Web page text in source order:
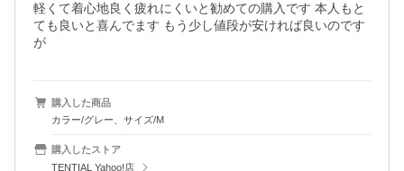
軽くて着心地良く疲れにくいと勧めての購入です 本人もと
ても良いと喜んでます もう少し値段が安ければ良いのです
が
購入した商品
カラー/グレー、サイズ/M
購入したストア
TENTIAL Yahoo!店